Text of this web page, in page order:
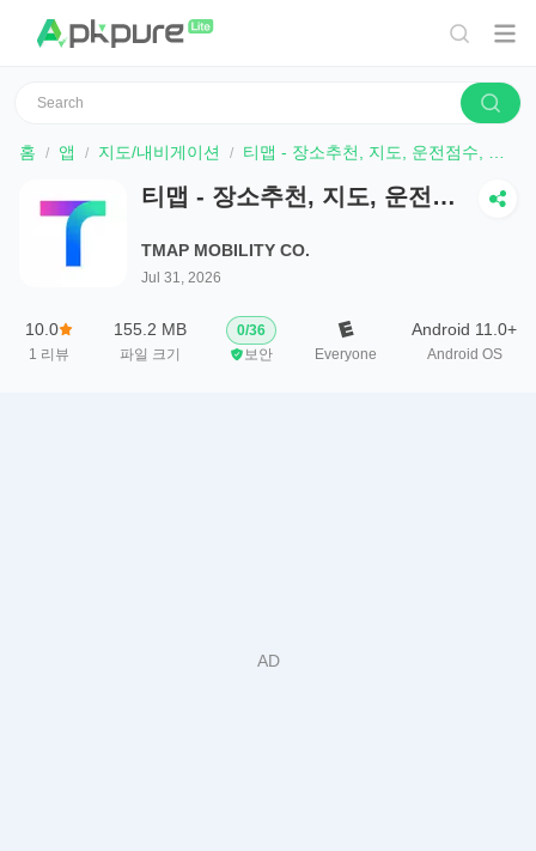
홈 앱 지도/내비게이션 티맵 - 장소추천, 지도, 운전점수, 대중교통, 대리
티맵 - 장소추천, 지도, 운전점
TMAP MOBILITY CO.
Jul 31, 2026
10.0
1 리뷰
155.2 MB
파일 크기
0/36
보안
Everyone
Android 11.0+
Android OS